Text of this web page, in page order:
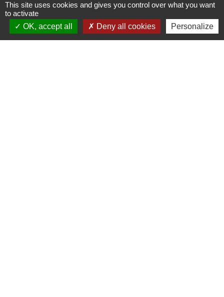
Liens
Fougères Agglomération
This site uses cookies and gives you control over what you want
to activate
OK, accept all
Deny all cookies Personalize